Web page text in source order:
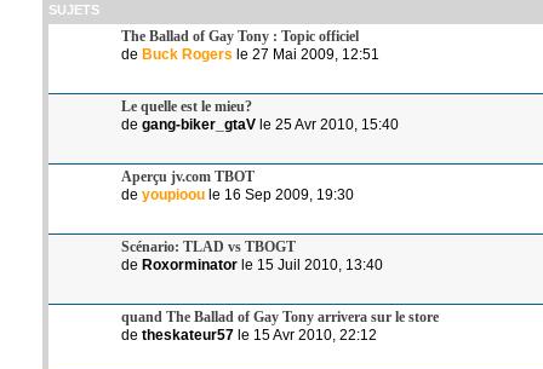
SUJETS
The Ballad of Gay Tony : Topic officiel
de Buck Rogers le 27 Mai 2009, 12:51
Le quelle est le mieu?
de gang-biker_gtaVle 25 Avr 2010, 15:40
Aperçu jv.com TBOT
de youpiooule 16 Sep 2009, 19:30
Scénario: TLAD vs TBOGT
de Roxorminatorle 15 Juil 2010, 13:40
quand The Ballad of Gay Tony arrivera sur le store
de theskateur57le 15 Avr 2010, 22:12